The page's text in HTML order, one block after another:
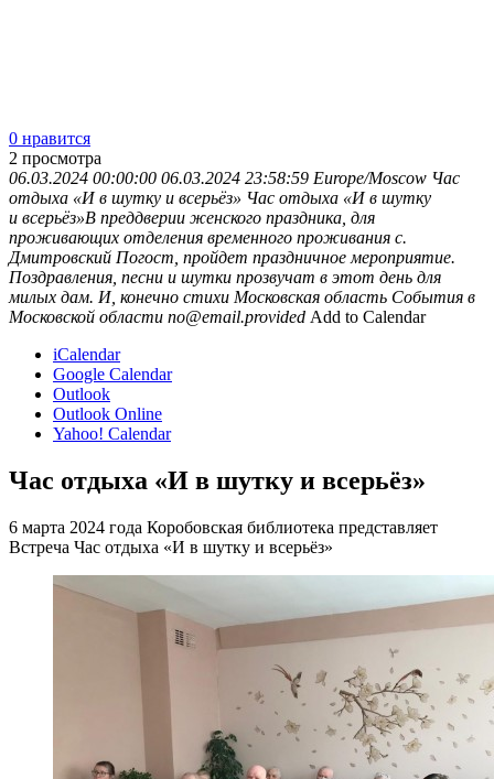
0 нравится
2 просмотра
06.03.2024 00:00:00 06.03.2024 23:58:59 Europe/Moscow Час
отдыха «И в шутку и всерьёз» Час отдыха «И в шутку
и всерьёз»В преддверии женского праздника, для
проживающих отделения временного проживания с.
Дмитровский Погост, пройдет праздничное мероприятие.
Поздравления, песни и шутки прозвучат в этот день для
милых дам. И, конечно стихи Московская область События в
Московской области no@email.provided Add to Calendar
iCalendar
Google Calendar
Outlook
Outlook Online
Yahoo! Calendar
Час отдыха «И в шутку и всерьёз»
6 марта 2024 года Коробовская библиотека представляет
Встреча Час отдыха «И в шутку и всерьёз»